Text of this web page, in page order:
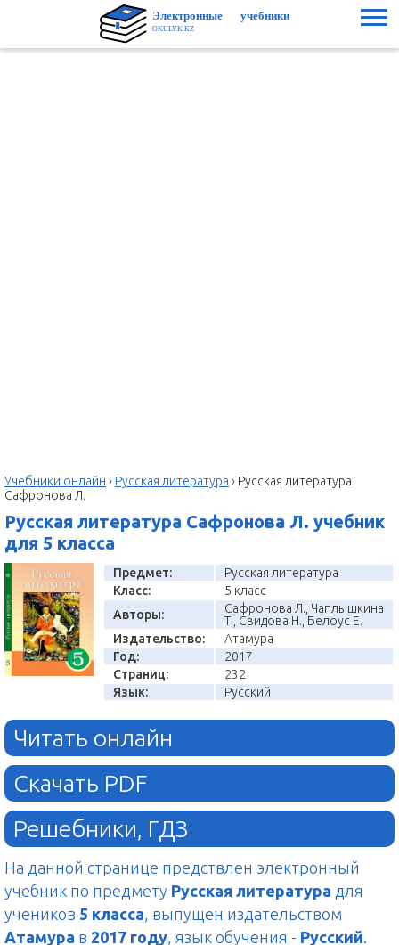
Учебники онлайн › Русская литература › Русская литература
Сафронова Л.
Русская литература Сафронова Л. учебник
для 5 класса
Предмет:
Русская литература
Класс:
5 класс
Авторы:
Сафронова Л., Чаплышкина
Т., Свидова Н., Белоус Е.
Издательство:
Атамура
Год:
2017
Страниц:
232
Язык:
Русский
Читать онлайн
Скачать PDF
Решебники, ГДЗ
На данной странице предствлен электронный
учебник по предмету Русская литература для
учеников 5 класса, выпущен издательством
Атамура в 2017 году, язык обучения - Русский.